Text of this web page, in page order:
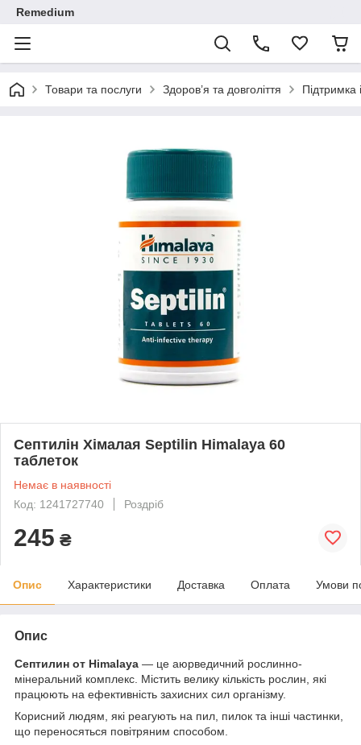
Remedium
Товари та послуги Здоров’я та довголіття Підтримка
Септилін Хімалая Septilin Himalaya 60
таблеток
Немає в наявності
Код: 1241727740
Роздріб
245 ₴
Опис Характеристики Доставка Оплата Умови
Опис
Септилин от Himalaya — це аюрведичний рослинно-
мінеральний комплекс. Містить велику кількість рослин, які
працюють на ефективність захисних сил організму.
Корисний людям, які реагують на пил, пилок та інші частинки,
що переносяться повітряним способом.